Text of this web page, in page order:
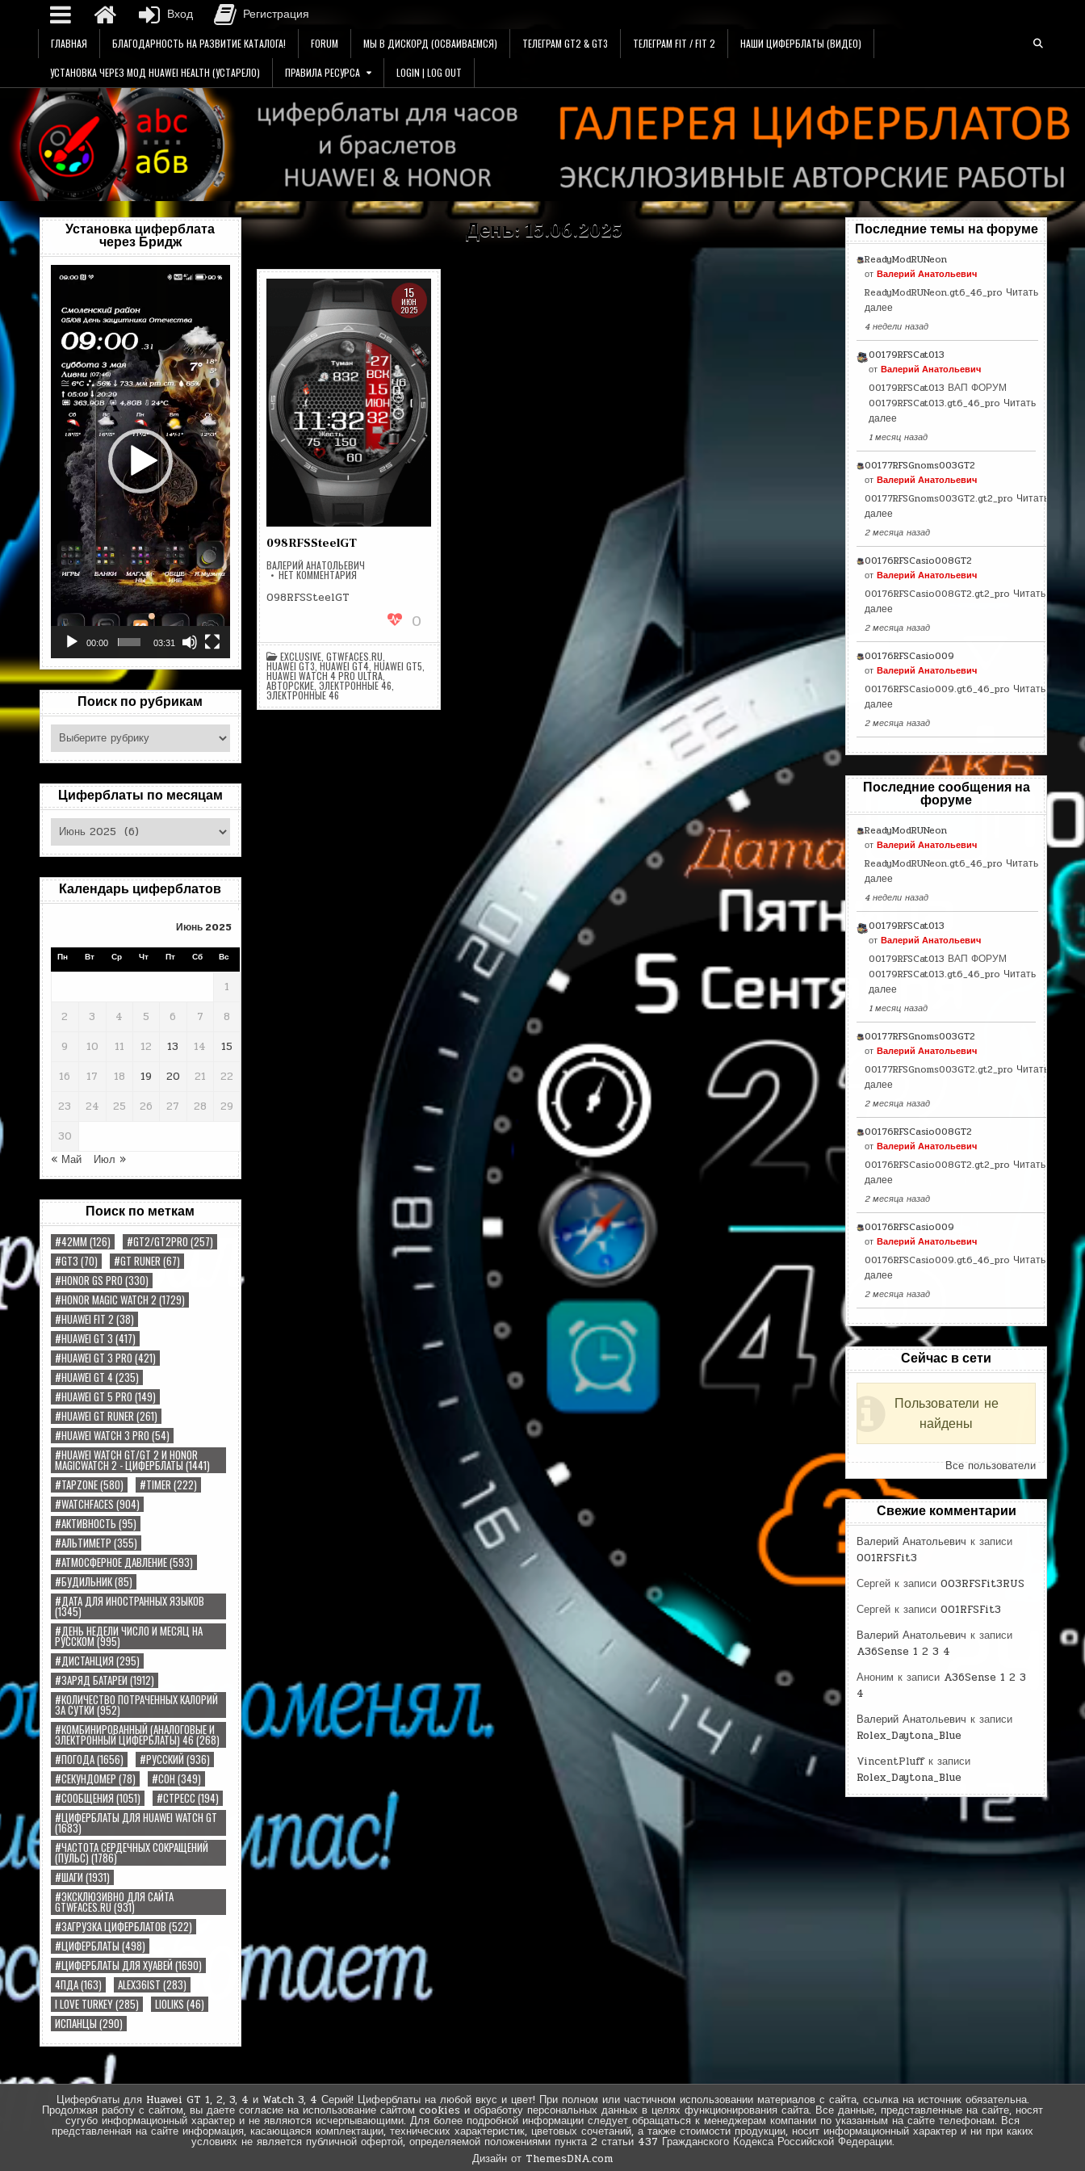
содержимому
ГЛАВНАЯ БЛАГОДАРНОСТЬ НА РАЗВИТИЕ КАТАЛОГА! FORUM МЫ В ДИСКОРД (ОСВАИВАЕМСЯ) ТЕЛЕГРАМ GT2 & GT3 ТЕЛЕГРАМ FIT / FIT 2 НАШИ ЦИФЕРБЛАТЫ (ВИДЕО)
УСТАНОВКА ЧЕРЕЗ МОД HUAWEI HEALTH (УСТАРЕЛО) ПРАВИЛА РЕСУРСА LOGIN | LOG OUT
Установка циферблата
через Бридж
Видеоплеер
00:00 03:31
Поиск по рубрикам
Поиск
рубрикам
Циферблаты по месяцам
Циферблаты
месяцам
Календарь циферблатов
Июнь 2025
Пн Вт Ср Чт Пт Сб Вс
1
2
3 4 5 6 7
8
9
10 11 12 13 14
15
16
17 18 19 20 21
22
23
24 25 26 27 28
29
30
« Май
Июл »
Поиск по меткам
#42MM (126) #GT2/GT2PRO (257)
#GT3 (70) #GT RUNER (67)
#HONOR GS PRO (330)
#HONOR MAGIC WATCH 2 (1729)
#HUAWEI FIT 2 (38)
#HUAWEI GT 3 (417)
#HUAWEI GT 3 PRO (421)
#HUAWEI GT 4(235)
#HUAWEI GT 5 PRO (149)
#HUAWEI GT RUNER (261)
#HUAWEI WATCH 3 PRO (54)
#HUAWEI WATCH GT/GT 2 И HONOR
MAGICWATCH 2 - ЦИФЕРБЛАТЫ(1441)
#TAPZONE(580) #TIMER (222)
#WATCHFACES (904)
#АКТИВНОСТЬ (95)
#АЛЬТИМЕТР (355)
#АТМОСФЕРНОЕ ДАВЛЕНИЕ(593)
#БУДИЛЬНИК(85)
#ДАТА ДЛЯ ИНОСТРАННЫХ ЯЗЫКОВ
(1345)
#ДЕНЬ НЕДЕЛИ ЧИСЛО И МЕСЯЦ НА
РУССКОМ(995)
#ДИСТАНЦИЯ (295)
#ЗАРЯД БАТАРЕИ (1912)
#КОЛИЧЕСТВО ПОТРАЧЕННЫХ КАЛОРИЙ
ЗА СУТКИ(952)
#КОМБИНИРОВАННЫЙ (АНАЛОГОВЫЕ И
ЭЛЕКТРОННЫЙ ЦИФЕРБЛАТЫ) 46(268)
#ПОГОДА(1656) #РУССКИЙ (936)
#СЕКУНДОМЕР (78) #СОН (349)
#СООБЩЕНИЯ (1051) #СТРЕСС (194)
#ЦИФЕРБЛАТЫ ДЛЯ HUAWEI WATCH GT
(1683)
#ЧАСТОТА СЕРДЕЧНЫХ СОКРАЩЕНИЙ
(ПУЛЬС)(1786)
#ШАГИ (1931)
#ЭКСКЛЮЗИВНО ДЛЯ САЙТА
GTWFACES.RU(931)
#ЗАГРУЗКА ЦИФЕРБЛАТОВ (522)
#ЦИФЕРБЛАТЫ (498)
#ЦИФЕРБЛАТЫ ДЛЯ ХУАВЕЙ (1690)
4ПДА(163) ALEX36IST (283)
I LOVE TURKEY(285) LIOLIKS (46)
ИСПАНЦЫ (290)
День:15.06.2025
15
ИЮН
2025
098RFSSteelGT
ВАЛЕРИЙ АНАТОЛЬЕВИЧ
НЕТ КОММЕНТАРИЯНА
098RFSSTEELGT
098RFSSteelGT
0
EXCLUSIVE, GTWFACES.RU
HUAWEI GT3 HUAWEI GT4, HUAWEI GT5
HUAWEI WATCH 4 PRO ULTRA,
АВТОРСКИЕ, ЭЛЕКТРОННЫЕ 46
ЭЛЕКТРОННЫЕ 46
Последние темы на форуме
ReadyModRUNeon
от Валерий Анатольевич
ReadyModRUNeon.gt6_46_pro Читать
далее
4 недели назад
00179RFSCat013
от Валерий Анатольевич
00179RFSCat013 ВАП ФОРУМ
00179RFSCat013.gt6_46_pro Читать
далее
1 месяц назад
00177RFSGnoms003GT2
от Валерий Анатольевич
00177RFSGnoms003GT2.gt2_pro Читать
далее
2 месяца назад
00176RFSCasio008GT2
от Валерий Анатольевич
00176RFSCasio008GT2.gt2_pro Читать
далее
2 месяца назад
00176RFSCasio009
от Валерий Анатольевич
00176RFSCasio009.gt6_46_pro Читать
далее
2 месяца назад
Последние сообщения на
форуме
ReadyModRUNeon
от Валерий Анатольевич
ReadyModRUNeon.gt6_46_pro Читать
далее
4 недели назад
00179RFSCat013
от Валерий Анатольевич
00179RFSCat013 ВАП ФОРУМ
00179RFSCat013.gt6_46_pro Читать
далее
1 месяц назад
00177RFSGnoms003GT2
от Валерий Анатольевич
00177RFSGnoms003GT2.gt2_pro Читать
далее
2 месяца назад
00176RFSCasio008GT2
от Валерий Анатольевич
00176RFSCasio008GT2.gt2_pro Читать
далее
2 месяца назад
00176RFSCasio009
от Валерий Анатольевич
00176RFSCasio009.gt6_46_pro Читать
далее
2 месяца назад
Сейчас в сети
Пользователи не
найдены
Все пользователи
Свежие комментарии
Валерий Анатольевич к записи
001RFSFit3
Сергей к записи 003RFSFit3RUS
Сергей к записи 001RFSFit3
Валерий Анатольевич к записи
A36Sense 1 2 3 4
Аноним к записи A36Sense 1 2 3
4
Валерий Анатольевич к записи
Rolex_Daytona_Blue
VincentPluffк записи
Rolex_Daytona_Blue
Циферблаты для Huawei GT 1, 2, 3, 4 и Watch 3, 4 Серий! Циферблаты на любой вкус и цвет! При полном или частичном использовании материалов с сайта, ссылка на источник обязательна.
Продолжая работу с сайтом, вы даете согласие на использование сайтом cookies и обработку персональных данных в целях функционирования сайта. Все данные, представленные на сайте, носят
сугубо информационный характер и не являются исчерпывающими. Для более подробной информации следует обращаться к менеджерам компании по указанным на сайте телефонам. Вся
представленная на сайте информация, касающаяся комплектации, технических характеристик, цветовых сочетаний, а также стоимости продукции, носит информационный характер и ни при каких
условиях не является публичной офертой, определяемой положениями пункта 2 статьи 437 Гражданского Кодекса Российской Федерации.
Дизайн от ThemesDNA.com
Вход Регистрация